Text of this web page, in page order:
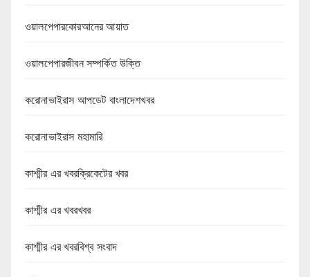
ওয়ালপেপারকোরআনের আয়াত
ওয়ালপেপারজীবন সম্পর্কিত উক্তি
করোনাভাইরাস আপডেট বাংলাদেশখবর
করোনাভাইরাস মহামারি
কাশ্মীর এর খবরক্রিকেটের খবর
কাশ্মীর এর খবরখবর
কাশ্মীর এর খবরবিশ্ব সংবাদ